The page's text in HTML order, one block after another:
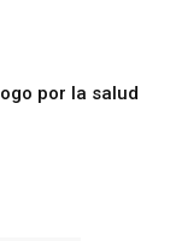
por la salud